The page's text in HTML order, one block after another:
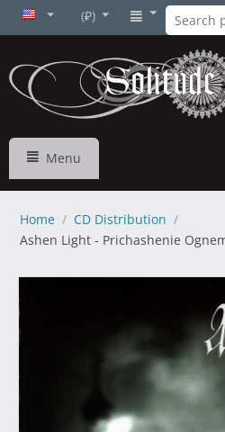
(₽)
Menu
Home / CD Distribution /
Ashen Light - Prichashenie